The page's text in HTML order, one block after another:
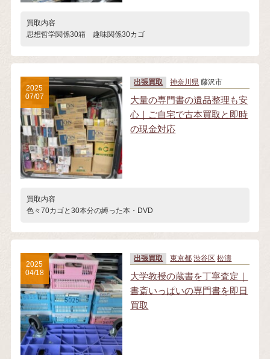
買取内容
思想哲学関係30箱 趣味関係30カゴ
出張買取 神奈川県 藤沢市
大量の専門書の遺品整理も安
心｜ご自宅で古本買取と即時
の現金対応
買取内容
色々70カゴと30本分の縛った本・DVD
2025
07/07
出張買取 東京都 渋谷区 松濤
大学教授の蔵書を丁寧査定｜
書斎いっぱいの専門書を即日
買取
2025
04/18